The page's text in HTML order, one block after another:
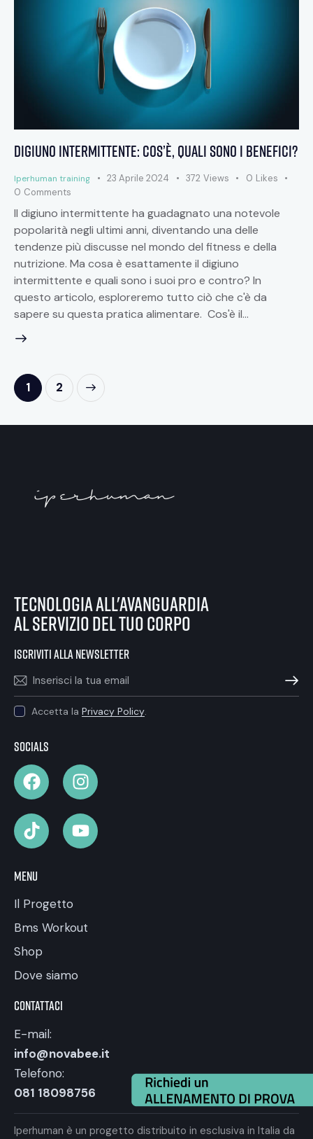
Digiuno intermittente: cos’è, quali sono i benefici?
Iperhuman training 23 Aprile 2024 372 Views 0 Likes
0 Comments
Il digiuno intermittente ha guadagnato una notevole
popolarità negli ultimi anni, diventando una delle
tendenze più discusse nel mondo del fitness e della
nutrizione. Ma cosa è esattamente il digiuno
intermittente e quali sono i suoi pro e contro? In
questo articolo, esploreremo tutto ciò che c'è da
sapere su questa pratica alimentare. Cos'è il…
1 2
tecnologia all'avanguardia
al servizio del tuo corpo
iscriviti alla newsletter
ISCRIVITI
Accetta la Privacy Policy
Socials
Menu
Il Progetto
Bms Workout
Shop
Dove siamo
Contattaci
E-mail:
info@novabee.it
Telefono:
081 18098756
Iperhuman è un progetto distribuito in esclusiva in Italia da